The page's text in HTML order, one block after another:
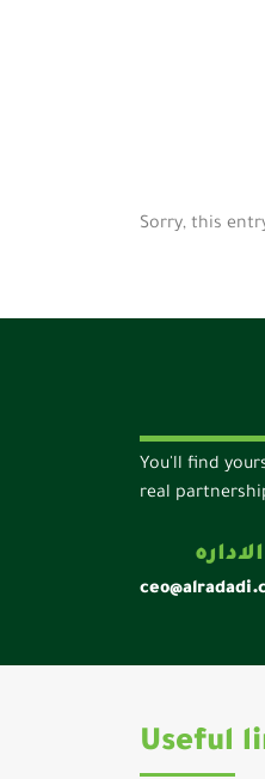
Sorry, this
You'll find
real
الاداره
Useful